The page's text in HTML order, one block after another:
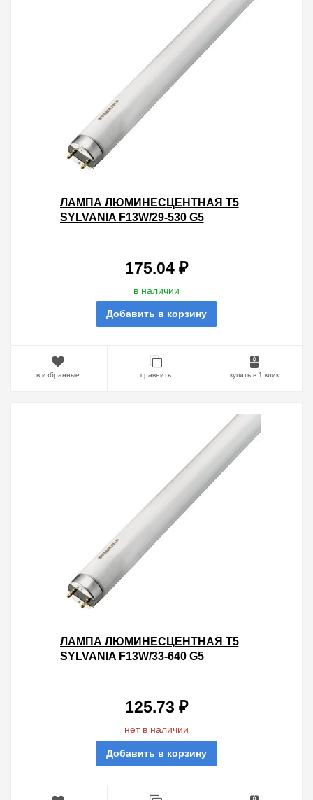
ЛАМПА ЛЮМИНЕСЦЕНТНАЯ T5
SYLVANIA F13W/29-530 G5
175.04 ₽
в наличии
Добавить в корзину
в избранные сравнить купить в 1 клик
ЛАМПА ЛЮМИНЕСЦЕНТНАЯ T5
SYLVANIA F13W/33-640 G5
125.73 ₽
нет в наличии
Добавить в корзину